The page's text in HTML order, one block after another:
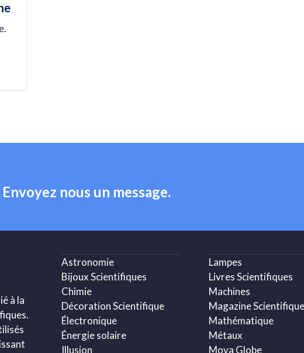
nous un message.
à la
Astronomie
Bijoux Scientifiques
Chimie
Décoration Scientifique
Électronique
Énergie solaire
Illusion
Lampes
Livres Scientifiques
Machines
Magazine Scientifique
Mathématique
Métaux
Mova Globe